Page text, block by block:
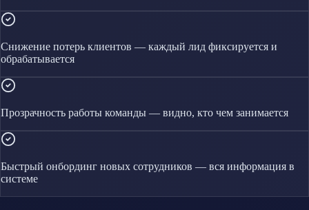
Снижение потерь клиентов — каждый лид фиксируется и
обрабатывается
Прозрачность работы команды — видно, кто чем занимается
Быстрый онбординг новых сотрудников — вся информация в
системе